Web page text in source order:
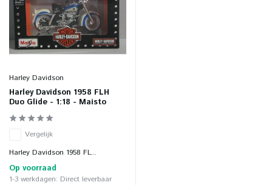
Harley Davidson
Harley Davidson 1958 FLH
Duo Glide - 1:18 - Maisto
Vergelijk
Harley Davidson 1958 FL...
Op voorraad
1-3 werkdagen: Direct leverbaar